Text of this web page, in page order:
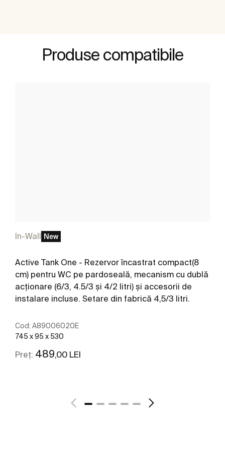
Produse compatibile
In-Wall New
Active Tank One - Rezervor încastrat compact(8
cm) pentru WC pe pardoseală, mecanism cu dublă
acționare (6/3, 4.5/3 și 4/2 litri) și accesorii de
instalare incluse. Setare din fabrică 4,5/3 litri.
Cod: A89006020E
745 x 95 x 530
Preț: 489,00 LEI